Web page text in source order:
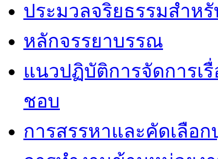
ประมวลจริยธรรมสำห
หลักจรรยาบรรณ
แนวปฏิบัติการจัดการเ
ชอบ
การสรรหาและคัดเลือ